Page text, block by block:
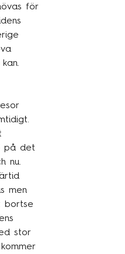
för
på det
nu.
men
bortse
stor